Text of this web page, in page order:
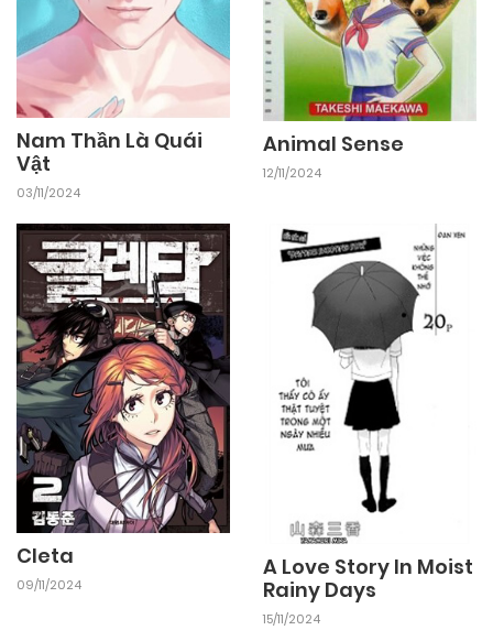
Nam Thần Là Quái
Vật
03/11/2024
Animal Sense
12/11/2024
Cleta
09/11/2024
A Love Story In Moist
Rainy Days
15/11/2024